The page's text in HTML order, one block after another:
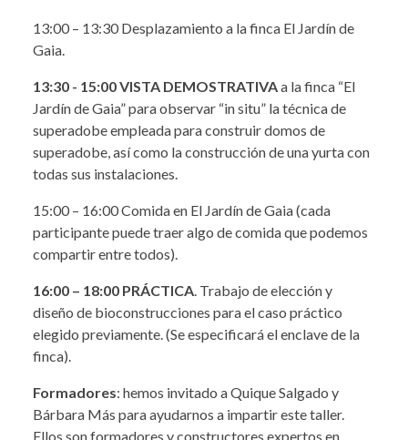
13:00 – 13:30 Desplazamiento a la finca El Jardín de
Gaia.
13:30 - 15:00VISTA DEMOSTRATIVAa la finca “El
Jardín de Gaia” para observar “in situ” la técnica de
superadobe empleada para construir domos de
superadobe, así como la construcción de una yurta con
todas sus instalaciones.
15:00 – 16:00 Comida en El Jardín de Gaia (cada
participante puede traer algo de comida que podemos
compartir entre todos).
16:00 – 18:00 PRÁCTICA. Trabajo de elección y
diseño de bioconstrucciones para el caso práctico
elegido previamente. (Se especificará el enclave de la
finca).
Formadores: hemos invitado a Quique Salgado y
Bárbara Más para ayudarnos a impartir este taller.
Ellos son formadores y constructores expertos en